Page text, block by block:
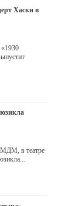
Хаски в
МДМ, в театре